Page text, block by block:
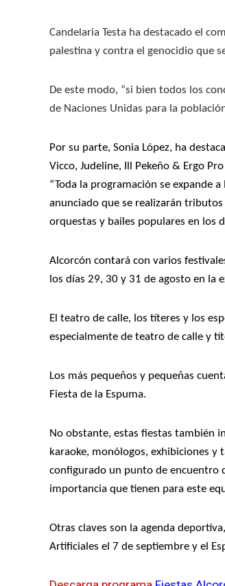
Candelaria Testa ha destacado el
palestina y contra el genocidio que
De este modo, “si bien todos los
de Naciones Unidas para la
Por su parte, Sonia López, ha
Vicco, Judeline, Ill Pekeño & Ergo
“Toda la programación se expande
anunciado que se realizarán tributos
orquestas y bailes populares en los
Alcorcón contará con varios
los días 29, 30 y 31 de agosto en la
El teatro de calle, los títeres y los
especialmente de teatro de calle y
Los más pequeños y pequeñas
Fiesta de la Espuma.
No obstante, estas fiestas también
karaoke, monólogos, exhibiciones
configurado un punto de encuentro
importancia que tienen para este
Otras claves son la agenda
Artificiales el 7 de septiembre y el